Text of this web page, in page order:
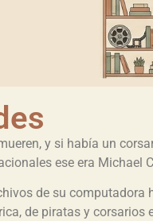
y si había un
ese era Michael
de su computadora
de piratas y corsarios